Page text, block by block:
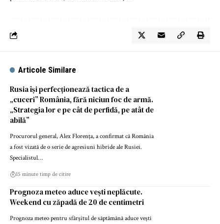
Articole Similare
Rusia își perfecționează tactica de a
„cuceri” România, fără niciun foc de armă.
„Strategia lor e pe cât de perfidă, pe atât de
abilă”
Procurorul general, Alex Florența, a confirmat că România
a fost vizată de o serie de agresiuni hibride ale Rusiei.
Specialistul…
15 minute timp de citire
Prognoza meteo aduce vești neplăcute.
Weekend cu zăpadă de 20 de centimetri
Prognoza meteo pentru sfârșitul de săptămână aduce vești